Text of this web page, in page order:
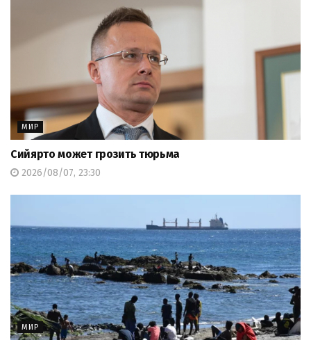
МИР
Сийярто может грозить тюрьма
2026/08/07, 23:30
МИР